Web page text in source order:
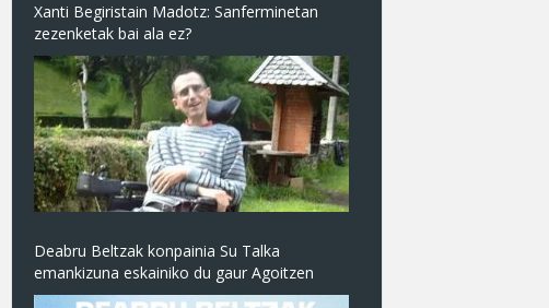
Xanti Begiristain Madotz: Sanferminetan
zezenketak bai ala ez?
Deabru Beltzak konpainia Su Talka
emankizuna eskainiko du gaur Agoitzen